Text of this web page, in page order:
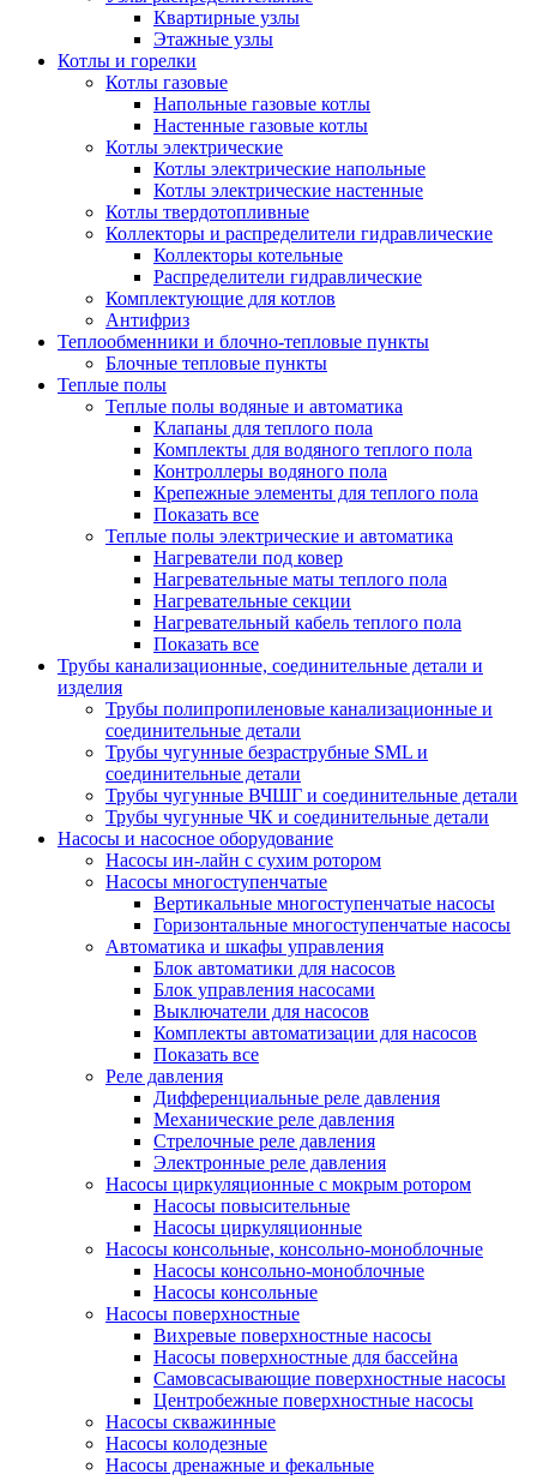
Квартирные узлы
Этажные узлы
Котлы и горелки
Котлы газовые
Напольные газовые котлы
Настенные газовые котлы
Котлы электрические
Котлы электрические напольные
Котлы электрические настенные
Котлы твердотопливные
Коллекторы и распределители гидравлические
Коллекторы котельные
Распределители гидравлические
Комплектующие для котлов
Антифриз
Теплообменники и блочно-тепловые пункты
Блочные тепловые пункты
Теплые полы
Теплые полы водяные и автоматика
Клапаны для теплого пола
Комплекты для водяного теплого пола
Контроллеры водяного пола
Крепежные элементы для теплого пола
Показать все
Теплые полы электрические и автоматика
Нагреватели под ковер
Нагревательные маты теплого пола
Нагревательные секции
Нагревательный кабель теплого пола
Показать все
Трубы канализационные, соединительные детали и
изделия
Трубы полипропиленовые канализационные и
соединительные детали
Трубы чугунные безраструбные SML и
соединительные детали
Трубы чугунные ВЧШГ и соединительные детали
Трубы чугунные ЧК и соединительные детали
Насосы и насосное оборудование
Насосы ин-лайн с сухим ротором
Насосы многоступенчатые
Вертикальные многоступенчатые насосы
Горизонтальные многоступенчатые насосы
Автоматика и шкафы управления
Блок автоматики для насосов
Блок управления насосами
Выключатели для насосов
Комплекты автоматизации для насосов
Показать все
Реле давления
Дифференциальные реле давления
Механические реле давления
Стрелочные реле давления
Электронные реле давления
Насосы циркуляционные с мокрым ротором
Насосы повысительные
Насосы циркуляционные
Насосы консольные, консольно-моноблочные
Насосы консольно-моноблочные
Насосы консольные
Насосы поверхностные
Вихревые поверхностные насосы
Насосы поверхностные для бассейна
Самовсасывающие поверхностные насосы
Центробежные поверхностные насосы
Насосы скважинные
Насосы колодезные
Насосы дренажные и фекальные